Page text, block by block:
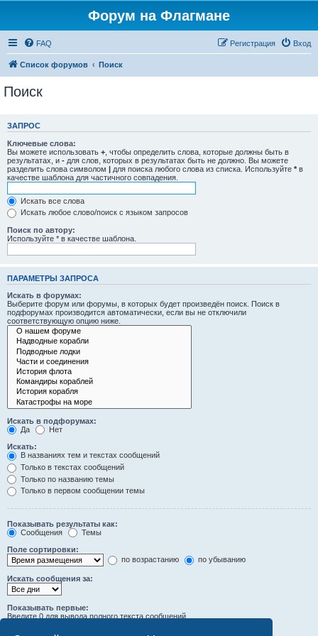
Форум на Флагмане
FAQ Вход
Регистрация
Список форумов Поиск
Поиск
ЗАПРОС
Ключевые слова:
Вы можете использовать + , чтобы определить слова, которые должны быть в
результатах, и - для слов, которых в результатах быть не должно. Вы можете
разделить слова символом | для поиска любого слова из списка. Используйте * в
качестве шаблона для частичного совпадения.
Искать все слова
Искать любое слово/поиск с языком запросов
Поиск по автору:
Используйте * в качестве шаблона.
ПАРАМЕТРЫ ЗАПРОСА
Искать в форумах:
Выберите форум или форумы, в которых будет произведён поиск. Поиск в
подфорумах производится автоматически, если вы не отключили
соответствующую опцию ниже.
Искать в подфорумах:
Да
Нет
Искать:
В названиях тем и текстах сообщений
Только в текстах сообщений
Только по названию темы
Только в первом сообщении темы
Показывать результаты как:
Сообщения
Темы
Поле сортировки:
по возрастанию
по убыванию
Искать сообщения за:
Показывать первые:
Введите 0 для вывода полного текста сообщений.